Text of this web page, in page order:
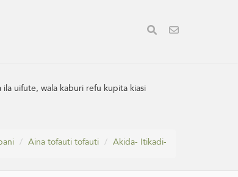
uifute, wala kaburi refu kupita kiasi
Aina tofauti tofauti Akida- Itikadi-